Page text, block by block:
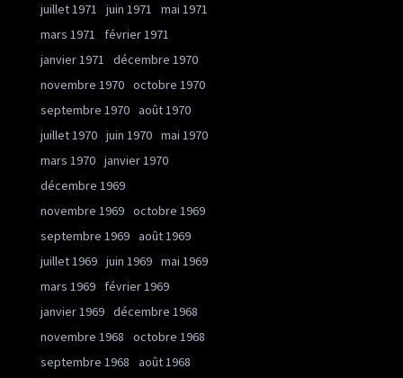
juillet 1971
juin 1971
mai 1971
mars 1971
février 1971
janvier 1971
décembre 1970
novembre 1970 octobre 1970
septembre 1970 août 1970
juillet 1970 juin 1970 mai 1970
mars 1970 janvier 1970
décembre 1969
novembre 1969 octobre 1969
septembre 1969 août 1969
juillet 1969 juin 1969 mai 1969
mars 1969
février 1969
janvier 1969 décembre 1968
novembre 1968
octobre 1968
septembre 1968
août 1968